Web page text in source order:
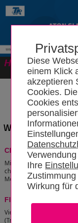
Diese
einem Klick
akzeptieren
Cookies.
Cookies
Ihre
Wirkung für
Wissensbereich:
Chemische Korrosion
Mit einem gasförmigen
chemischen Korrosion
Metalloxid.[zum Artikel]
Fließregel
Viele alte, aber auch
(Trinkwasser-,